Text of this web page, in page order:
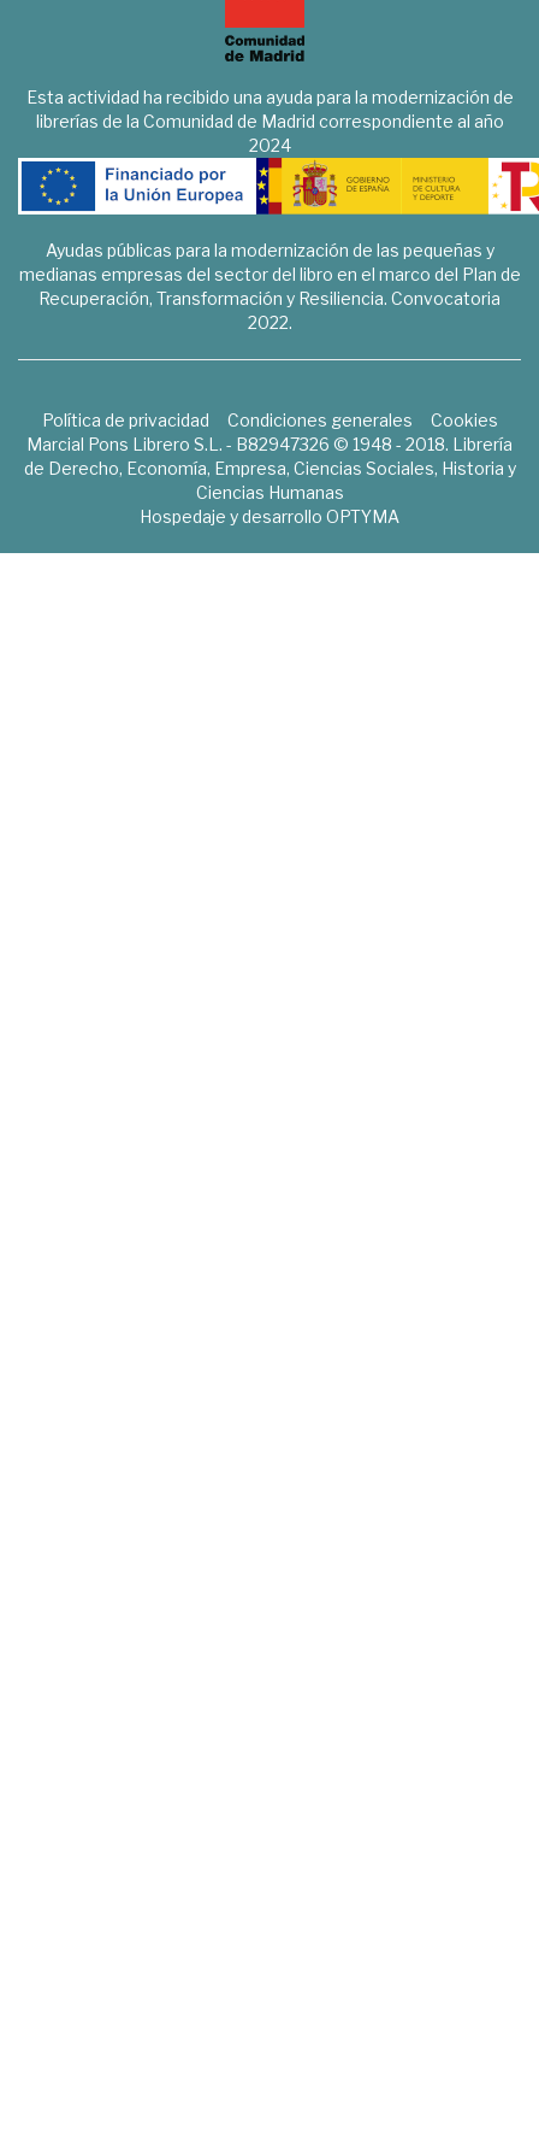
Esta actividad ha recibido una ayuda para la modernización de
librerías de la Comunidad de Madrid correspondiente al año
2024
Ayudas públicas para la modernización de las pequeñas y
medianas empresas del sector del libro en el marco del Plan de
Recuperación, Transformación y Resiliencia. Convocatoria
2022.
Política de privacidad Condiciones generales
Cookies
Marcial Pons Librero S.L. - B82947326 © 1948 - 2018. Librería
de Derecho, Economía, Empresa, Ciencias Sociales, Historia y
Ciencias Humanas
Hospedaje y desarrollo OPTYMA